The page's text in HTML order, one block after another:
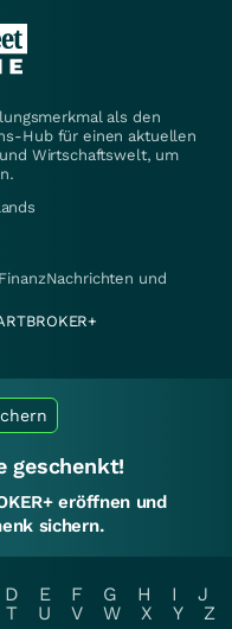
als den
Hub für einen aktuellen
Wirtschaftswelt, um
und
geschenkt!
eröffnen und
sichern.
D E F G H I
J
T U V W X Y
Z